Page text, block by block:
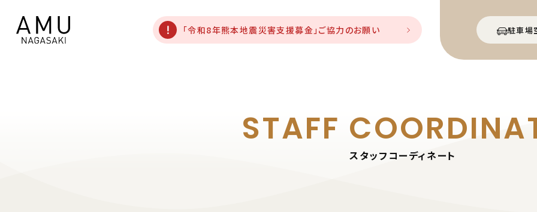
駐車場
「令和8年熊本地震災害支援募金」ご協力のお願い
STAFF
スタッフコーディネート